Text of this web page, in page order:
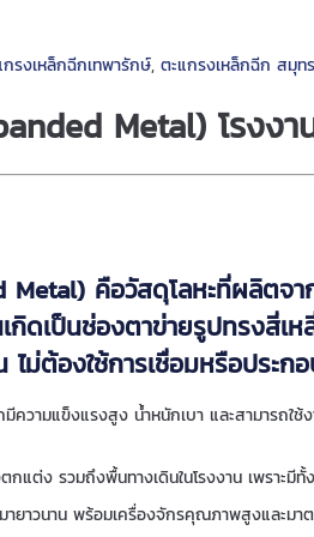
กรงเหล็กฉีกเทพารักษ์, ตะแกรงเหล็กฉีก สมุท
Metal) โรงง
Metal) คือวัสดุโลหะที่ผลิตจ
กิดเป็นช่องตาข่ายรูปทรงสี่
ม่ต้องใช้การเชื่อมหรือประก
ความแข็งแรงสูง น้ำหนักเบา และสามารถ
ต่ง รวมถึงพื้นทางเดินในโรงงาน เพราะมี
ยาวนาน พร้อมเครื่องจักรคุณภาพสูงและม